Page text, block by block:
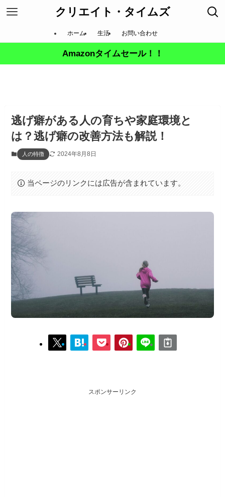
クリエイト・タイムズ
ホーム 生活 お問い合わせ
Amazonタイムセール！！
逃げ癖がある人の育ちや家庭環境と
は？逃げ癖の改善方法も解説！
人の特徴 2024年8月8日
当ページのリンクには広告が含まれています。
スポンサーリンク